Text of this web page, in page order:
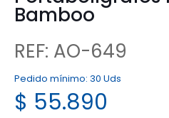
Bamboo
REF: AO-649
Pedido mínimo: 30 Uds
$ 55.890